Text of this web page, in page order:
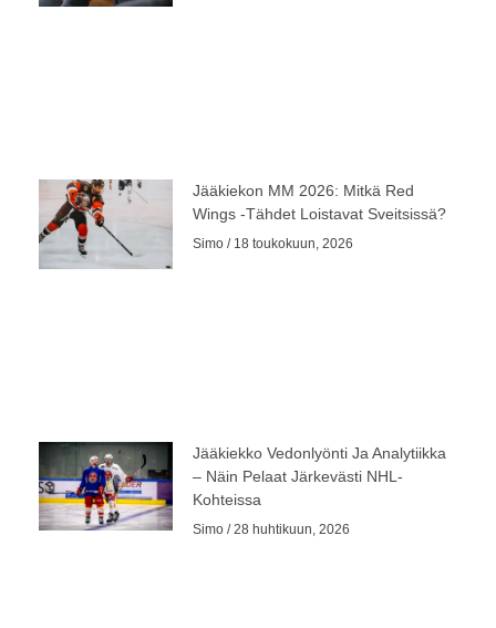
Jääkiekon MM 2026: Mitkä Red
Wings -tähdet Loistavat Sveitsissä?
Simo 18 toukokuun, 2026
Jääkiekko Vedonlyönti Ja Analytiikka
– Näin Pelaat Järkevästi NHL-
Kohteissa
Simo 28 huhtikuun, 2026